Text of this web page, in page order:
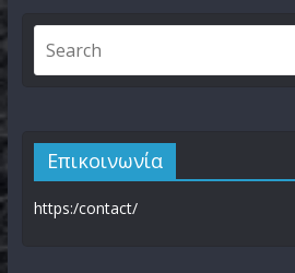
Επικοινωνία
https:/contact/